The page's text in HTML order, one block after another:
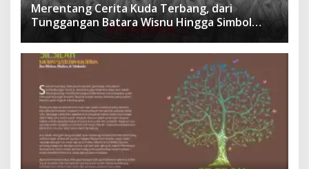
Merentang Cerita Kuda Terbang, dari
Tunggangan Batara Wisnu Hingga Simbol